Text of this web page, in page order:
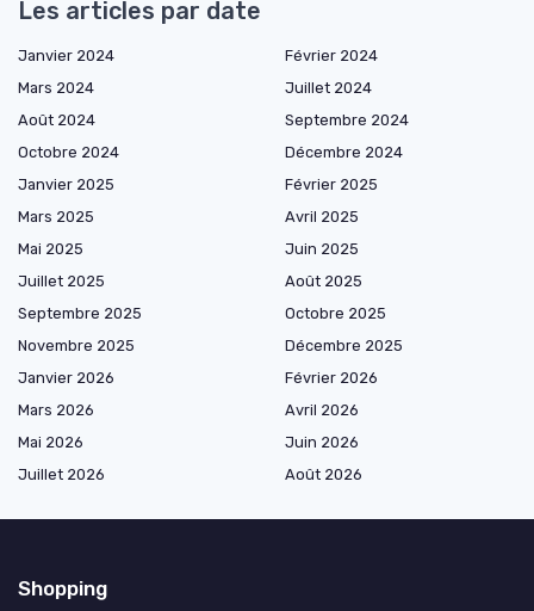
Les articles par date
Janvier 2024
Février 2024
Mars 2024
Juillet 2024
Août 2024
Septembre 2024
Octobre 2024
Décembre 2024
Janvier 2025
Février 2025
Mars 2025
Avril 2025
Mai 2025
Juin 2025
Juillet 2025
Août 2025
Septembre 2025
Octobre 2025
Novembre 2025
Décembre 2025
Janvier 2026
Février 2026
Mars 2026
Avril 2026
Mai 2026
Juin 2026
Juillet 2026
Août 2026
Shopping